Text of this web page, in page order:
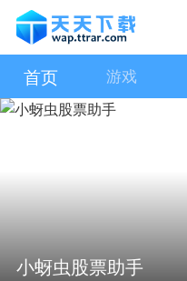
首页 游戏
小蚜虫股票助手